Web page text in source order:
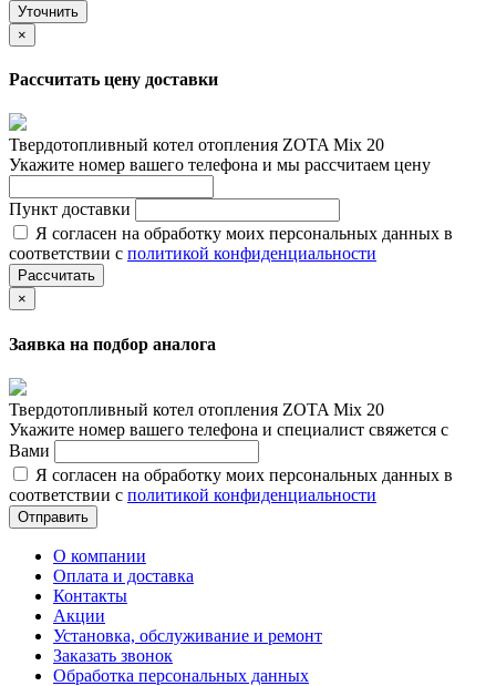
Уточнить
×
Рассчитать цену доставки
Твердотопливный котел отопления ZOTA Mix 20
Укажите номер вашего телефона и мы рассчитаем цену
Пункт доставки
Я согласен на обработку моих персональных данных в
соответствии с политикой конфиденциальности
Рассчитать
×
Заявка на подбор аналога
Твердотопливный котел отопления ZOTA Mix 20
Укажите номер вашего телефона и специалист свяжется с
Вами
Я согласен на обработку моих персональных данных в
соответствии с политикой конфиденциальности
Отправить
О компании
Оплата и доставка
Контакты
Акции
Установка, обслуживание и ремонт
Заказать звонок
Обработка персональных данных